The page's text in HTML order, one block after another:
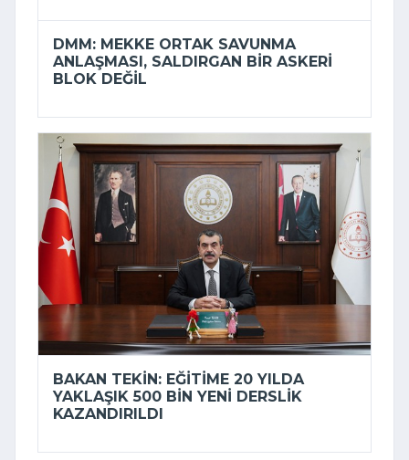
DMM: MEKKE ORTAK SAVUNMA
ANLAŞMASI, SALDIRGAN BIR ASKERI
BLOK DEĞIL
BAKAN TEKIN: EĞITIME 20 YILDA
YAKLAŞIK 500 BIN YENI DERSLIK
KAZANDIRILDI